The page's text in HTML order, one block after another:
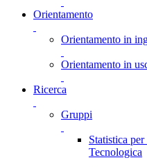
Orientamento
Orientamento in
Orientamento in
Ricerca
Gruppi
Statistica
Tecnologica